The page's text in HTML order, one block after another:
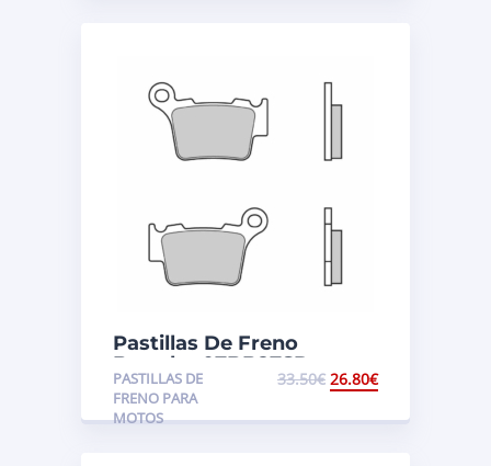
Pastillas De Freno
Brembo 07BB27SD
Husqvarna, KTM, Sherco
PASTILLAS DE
FRENO PARA
MOTOS
33.50€ 26.80€